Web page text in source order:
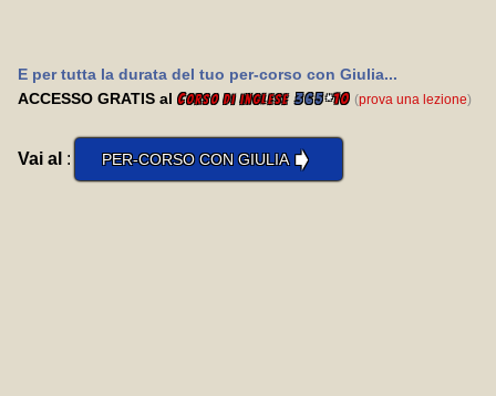
E per tutta la durata del tuo per-corso con Giulia...
ACCESSO GRATIS al Corso di inglese 365*10 (prova una lezione)
Vai al : PER-CORSO CON GIULIA➧